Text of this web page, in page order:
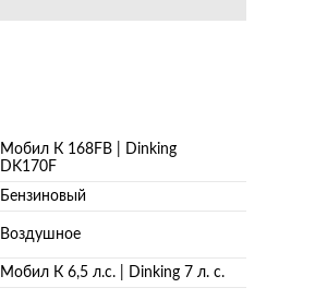
Мобил К 168FB | Dinking
DK170F
Бензиновый
Воздушное
Мобил К 6,5 л.с. | Dinking 7 л. с.